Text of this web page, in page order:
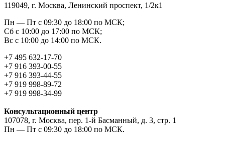
119049, г. Москва, Ленинский проспект, 1/2к1
Пн — Пт с 09:30 до 18:00 по МСК;
Сб с 10:00 до 17:00 по МСК;
Вс с 10:00 до 14:00 по МСК.
+7 495 632-17-70
+7 916 393-00-55
+7 916 393-44-55
+7 919 998-89-72
+7 919 998-34-99
Консультационный центр
107078, г. Москва, пер. 1-й Басманный, д. 3, стр. 1
Пн — Пт с 09:30 до 18:00 по МСК.